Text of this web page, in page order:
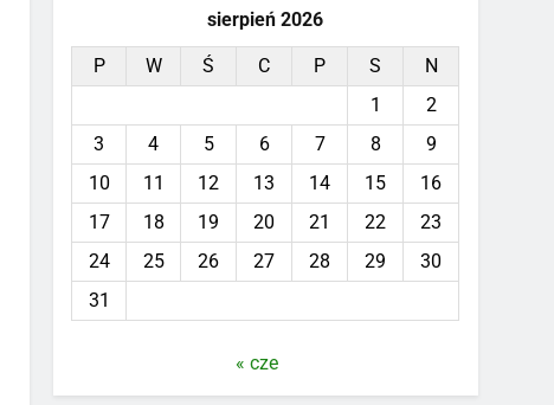
sierpień 2026
P W Ś C P S
N
1
2
3
4 5 6 7 8
9
10
11 12 13 14 15
16
17
18 19 20 21 22
23
24
25 26 27 28 29
30
31
« cze